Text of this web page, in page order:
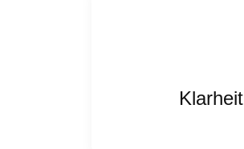
Klarheit